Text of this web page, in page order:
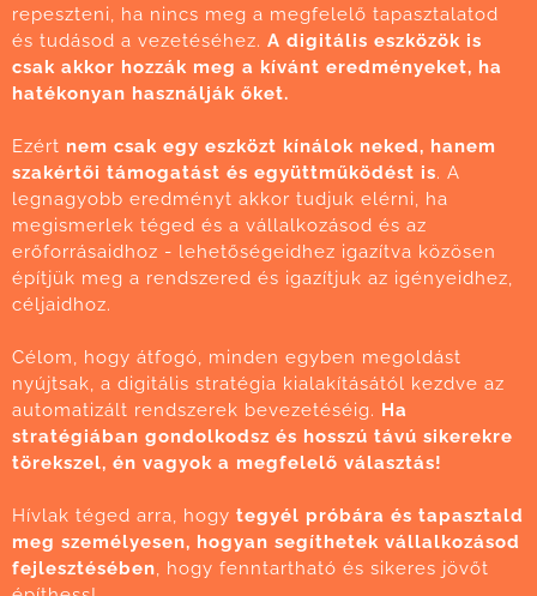
repeszteni, ha nincs meg a megfelelő tapasztalatod
és tudásod a vezetéséhez. A digitális eszközök is
csak akkor hozzák meg a kívánt eredményeket, ha
hatékonyan használják őket.
Ezért nem csak egy eszközt kínálok neked, hanem
szakértői támogatást és együttműködést is. A
legnagyobb eredményt akkor tudjuk elérni, ha
megismerlek téged és a vállalkozásod és az
erőforrásaidhoz - lehetőségeidhez igazítva közösen
építjük meg a rendszered és igazítjuk az igényeidhez,
céljaidhoz.
Célom, hogy átfogó, minden egyben megoldást
nyújtsak, a digitális stratégia kialakításától kezdve az
automatizált rendszerek bevezetéséig. Ha
stratégiában gondolkodsz és hosszú távú sikerekre
törekszel, én vagyok a megfelelő választás!
Hívlak téged arra, hogy tegyél próbára és tapasztald
meg személyesen, hogyan segíthetek vállalkozásod
fejlesztésében , hogy fenntartható és sikeres jövőt